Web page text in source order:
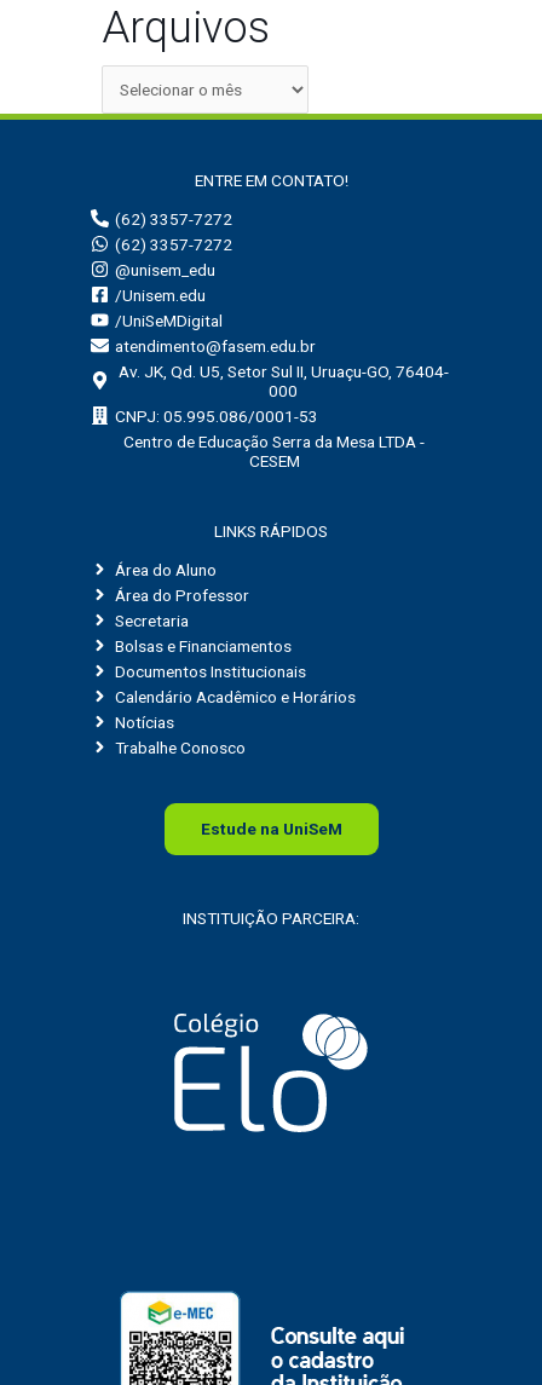
Arquivos
ENTRE EM CONTATO!
(62) 3357-7272
(62) 3357-7272
@unisem_edu
/Unisem.edu
/UniSeMDigital
atendimento@fasem.edu.br
Av. JK, Qd. U5, Setor Sul II, Uruaçu-GO, 76404-
000
CNPJ: 05.995.086/0001-53
Centro de Educação Serra da Mesa LTDA -
CESEM
LINKS RÁPIDOS
Área do Aluno
Área do Professor
Secretaria
Bolsas e Financiamentos
Documentos Institucionais
Calendário Acadêmico e Horários
Notícias
Trabalhe Conosco
Estude na UniSeM
INSTITUIÇÃO PARCEIRA: